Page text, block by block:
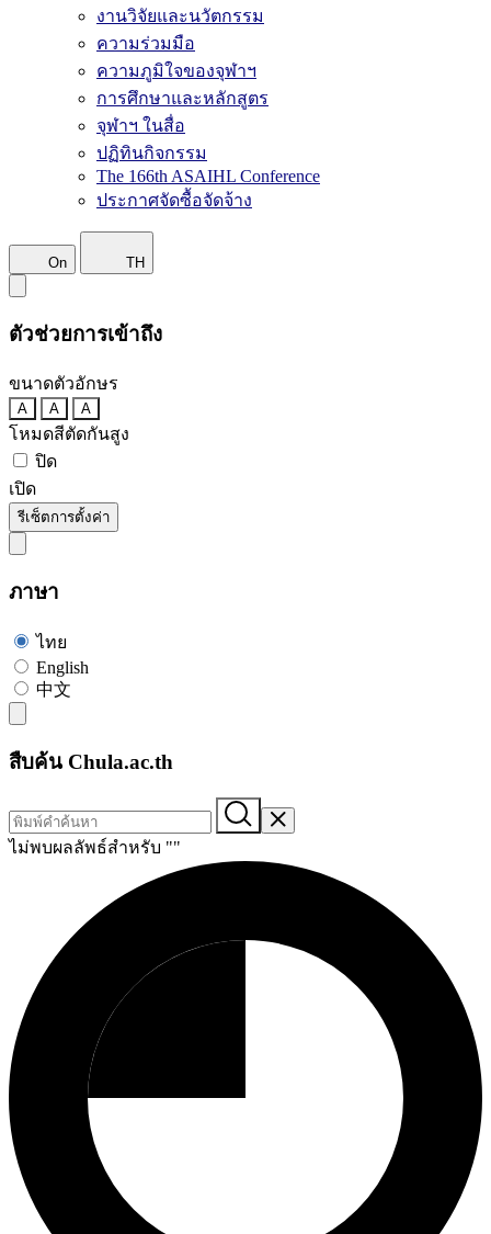
งานวิจัยและนวัตกรรม
ความร่วมมือ
ความภูมิใจของจุฬาฯ
การศึกษาและหลักสูตร
จุฬาฯ ในสื่อ
ปฏิทินกิจกรรม
The 166th ASAIHL Conference
ประกาศจัดซื้อจัดจ้าง
On TH
ตัวช่วยการเข้าถึง
ขนาดตัวอักษร
A A A
โหมดสีตัดกันสูง
ปิด
เปิด
รีเซ็ตการตั้งค่า
ภาษา
ไทย
English
中文
สืบค้น Chula.ac.th
ไม่พบผลลัพธ์สำหรับ ""